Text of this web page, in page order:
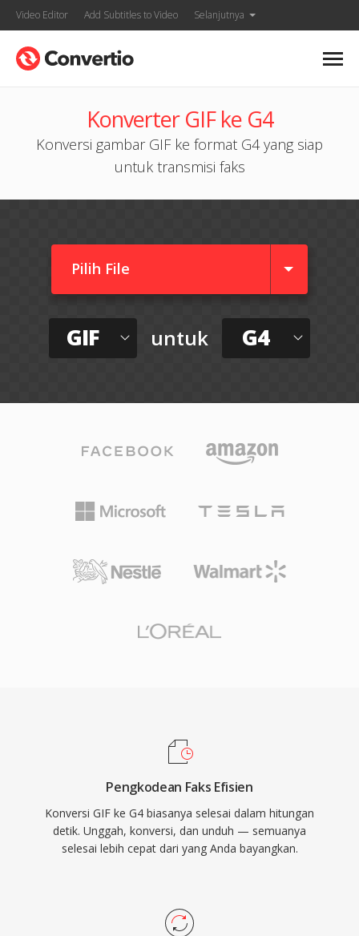
Video Editor Add Subtitles to Video Selanjutnya
Konverter GIF ke G4
Konversi gambar GIF ke format G4 yang siap
untuk transmisi faks
Pilih File
GIF untuk G4
Pengkodean Faks Efisien
Konversi GIF ke G4 biasanya selesai dalam hitungan
detik. Unggah, konversi, dan unduh — semuanya
selesai lebih cepat dari yang Anda bayangkan.